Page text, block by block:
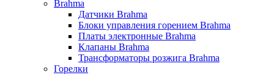
Brahma
Датчики Brahma
Блоки управления горением Brahma
Платы электронные Brahma
Клапаны Brahma
Трансформаторы розжига Brahma
Горелки